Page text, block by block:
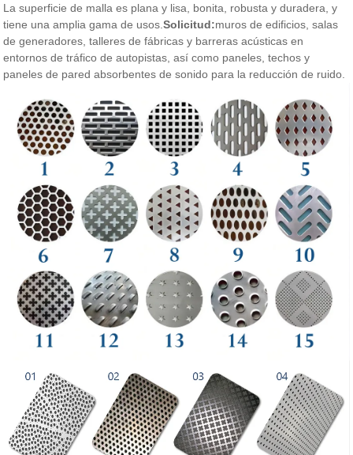
La superficie de malla es plana y lisa, bonita, robusta y duradera, y
tiene una amplia gama de usos.Solicitud:muros de edificios, salas
de generadores, talleres de fábricas y barreras acústicas en
entornos de tráfico de autopistas, así como paneles, techos y
paneles de pared absorbentes de sonido para la reducción de ruido.